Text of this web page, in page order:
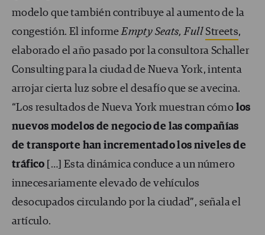
modelo que también contribuye al aumento de la
congestión. El informeEmpty Seats, Full Streets,
elaborado el año pasado por la consultora Schaller
Consulting para la ciudad de Nueva York, intenta
arrojar cierta luz sobre el desafío que se avecina.
“Los resultados de Nueva York muestran cómo los
nuevos modelos de negocio de las compañías
de transporte han incrementado los niveles de
tráfico […] Esta dinámica conduce a un número
innecesariamente elevado de vehículos
desocupados circulando por la ciudad”, señala el
artículo.